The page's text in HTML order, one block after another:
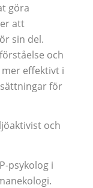
göra
att
sin del.
och
effektivt i
för
och
psykolog i